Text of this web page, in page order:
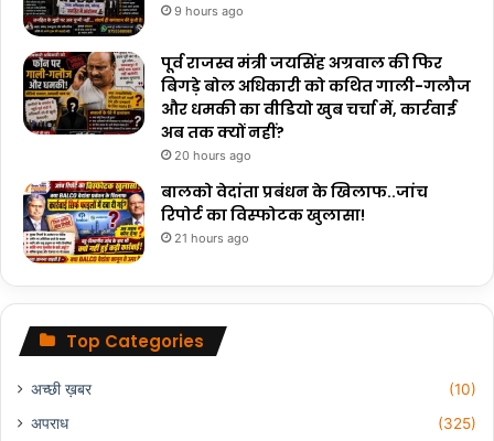
9 hours ago
पूर्व राजस्व मंत्री जयसिंह अग्रवाल की फिर
बिगड़े बोल अधिकारी को कथित गाली-गलौज
और धमकी का वीडियो खुब चर्चा में, कार्रवाई
अब तक क्यों नहीं?
20 hours ago
बालको वेदांता प्रबंधन के खिलाफ..जांच
रिपोर्ट का विस्फोटक खुलासा!
21 hours ago
Top Categories
अच्छी ख़बर
(10)
अपराध
(325)